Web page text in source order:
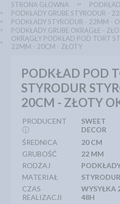
STRONA GŁÓWNA
PODKŁADY GRUBE STYRODUR -
PODKŁADY STYRODUR - 22MM -
PODKŁADY GRUBE OKRĄGŁE -
OKRĄGŁY PODKŁAD POD TORT
22MM - 20CM - ZŁOTY
PODKŁAD POD
STYRODUR
20CM - ZŁOTY
PRODUCENT
ⓘ
SWEET
DECOR
ŚREDNICA
20 CM
GRUBOŚĆ
22 MM
RODZAJ
MATERIAŁ
STYRODUR
CZAS
REALIZACJI
WYSYŁKA
48H